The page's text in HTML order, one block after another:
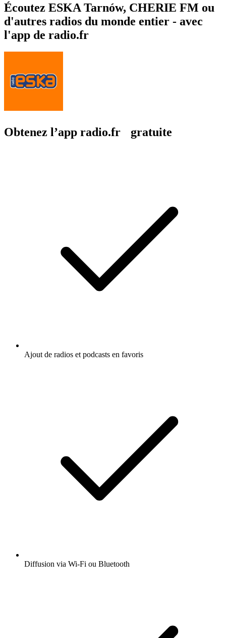
Écoutez ESKA Tarnów, CHERIE FM ou
d'autres radios du monde entier - avec
l'app de radio.fr
Obtenez l’app radio.fr gratuite
Ajout de radios et podcasts en favoris
Diffusion via Wi-Fi ou Bluetooth